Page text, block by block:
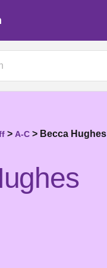
> A-C > Becca Hughes